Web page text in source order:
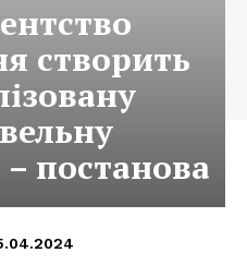
створить
– постанова